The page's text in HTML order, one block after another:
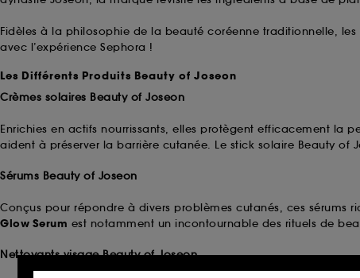
Fidèles à la philosophie de la beauté coréenne traditionnelle,
avec l’expérience Sephora !
Les Différents Produits Beauty of Joseon
Crèmes solaires Beauty of Joseon
Enrichies en actifs nourrissants, elles protègent efficacement la
aident à préserver la barrière cutanée. Le stick solaire Beauty
Sérums Beauty of Joseon
Conçus pour répondre à divers problèmes cutanés, ces sérums
Glow Serum est notamment un incontournable des rituels de
Nettoyants visage Beauty of Joseon